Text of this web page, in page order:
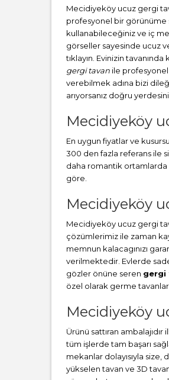
Mecidiyeköy ucuz gergi
profesyonel bir görünüme
kullanabileceğiniz ve iç
görseller sayesinde ucuz
tıklayın. Evinizin
gergi tavan ile profesyonel
verebilmek adına bizi
arıyorsanız doğru
Mecidiyeköy
En uygun fiyatlar ve
300 den fazla referans ile
daha romantik ortamlarda
göre.
Mecidiyeköy
Mecidiyeköy ucuz gergi
çözümlerimiz ile zaman
memnun kalacagınızı
verilmektedir. Evlerde
gözler önüne seren gergi
özel olarak germe
Mecidiyeköy
Ürünü sattıran
tüm işlerde tam başarı
mekanlar dolayısıyla
yükselen tavan ve 3D